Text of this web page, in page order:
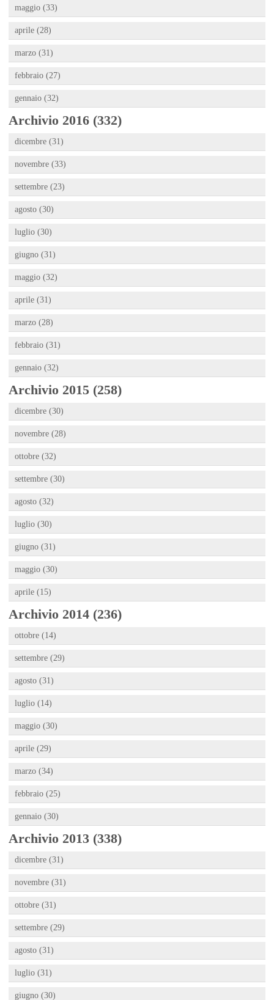
maggio (33)
aprile (28)
marzo (31)
febbraio (27)
gennaio (32)
Archivio 2016 (332)
dicembre (31)
novembre (33)
settembre (23)
agosto (30)
luglio (30)
giugno (31)
maggio (32)
aprile (31)
marzo (28)
febbraio (31)
gennaio (32)
Archivio 2015 (258)
dicembre (30)
novembre (28)
ottobre (32)
settembre (30)
agosto (32)
luglio (30)
giugno (31)
maggio (30)
aprile (15)
Archivio 2014 (236)
ottobre (14)
settembre (29)
agosto (31)
luglio (14)
maggio (30)
aprile (29)
marzo (34)
febbraio (25)
gennaio (30)
Archivio 2013 (338)
dicembre (31)
novembre (31)
ottobre (31)
settembre (29)
agosto (31)
luglio (31)
giugno (30)